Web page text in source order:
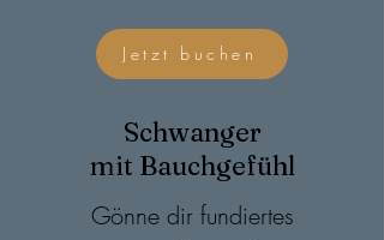
Jetzt buchen
Schwanger
mit Bauchgefühl
Gönne dir fundiertes